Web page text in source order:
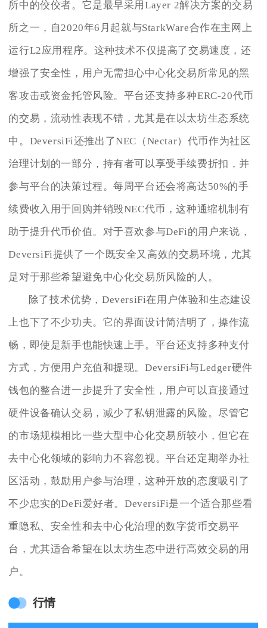
所中的佼佼者。它是最早采用Layer 2解决方案的交易
所之一，自2020年6月起就与StarkWare合作在主网上
运行L2应用程序。这种技术不仅提高了交易速度，还
增强了安全性，用户无需担心中心化交易所常见的黑
客攻击或资金托管风险。平台还支持多种ERC-20代币
的交易，流动性表现不错，尤其是在以太坊生态系统
中。DeversiFi还推出了NEC（Nectar）代币作为社区
治理计划的一部分，持有者可以享受手续费折扣，并
参与平台的决策过程。每周平台还会将高达50%的手
续费收入用于回购并销毁NEC代币，这种通缩机制有
助于提升代币价值。对于喜欢参与DeFi的用户来说，
DeversiFi提供了一个既安全又高效的交易环境，尤其
是对于那些希望避免中心化交易所风险的人。
除了技术优势，DeversiFi在用户体验和生态建设
上也下了不少功夫。它的界面设计简洁明了，操作流
畅，即使是新手也能快速上手。平台还支持多种支付
方式，方便用户充值和提现。DeversiFi与Ledger硬件
钱包的整合进一步提升了安全性，用户可以直接通过
硬件设备确认交易，减少了私钥泄露的风险。尽管它
的市场规模相比一些大型中心化交易所较小，但它在
去中心化领域的影响力不容忽视。平台还定期举办社
区活动，鼓励用户参与治理，这种开放的态度吸引了
不少忠实的DeFi爱好者。DeversiFi是一个适合那些看
重隐私、安全性和去中心化治理的数字货币交易平
台，尤其适合希望在以太坊生态中进行高效交易的用
户。
行情